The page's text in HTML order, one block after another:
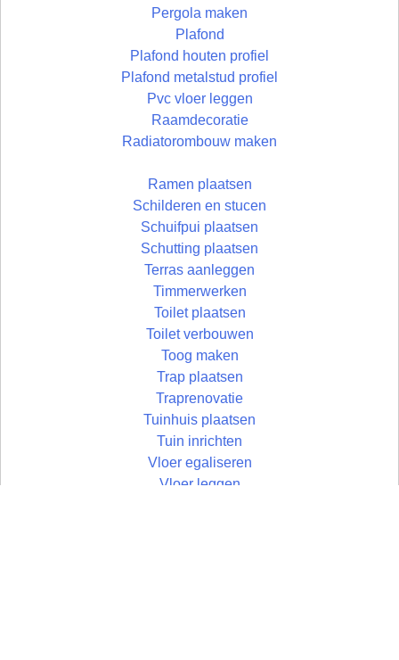
Pergola maken
Plafond
Plafond houten profiel
Plafond metalstud profiel
Pvc vloer leggen
Raamdecoratie
Radiatorombouw maken
Ramen plaatsen
Schilderen en stucen
Schuifpui plaatsen
Schutting plaatsen
Terras aanleggen
Timmerwerken
Toilet plaatsen
Toilet verbouwen
Toog maken
Trap plaatsen
Traprenovatie
Tuinhuis plaatsen
Tuin inrichten
Vloer egaliseren
Vloer leggen